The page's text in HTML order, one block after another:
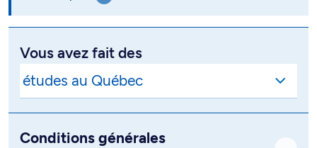
Vous avez fait des
Conditions générales